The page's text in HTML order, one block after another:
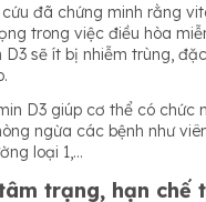
cứu đã chứng minh rằng
trong việc điều hòa
D3 sẽ ít bị nhiễm trùng,
D3 giúp cơ thể có chức
ngừa các bệnh như
loại 1,…
trạng, hạn chế